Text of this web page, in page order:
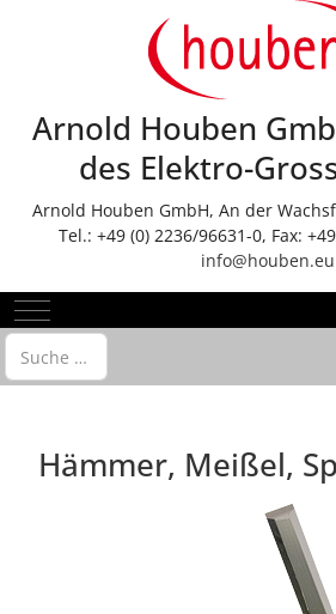
Arnold Houben
des Elektro-
Arnold Houben GmbH, An der
Tel.: +49 (0) 2236/96631-0, Fax:
info@houben.eu
Mobile Menu Toggle
Suchen
Hämmer, Meißel,